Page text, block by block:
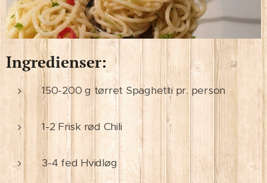
Ingredienser:
150-200 g tørret Spaghetti pr. person
1-2 Frisk rød Chili
3-4 fed Hvidløg